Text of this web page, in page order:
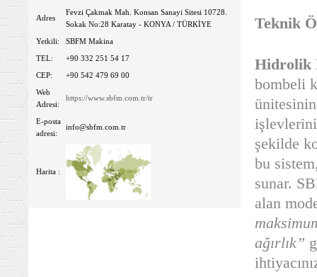
Adres
Fevzi Çakmak Mah. Konsan Sanayi Sitesi 10728.
Sokak No:28 Karatay - KONYA / TÜRKİYE
Yetkili:
SBFM Makina
TEL:
+90 332 251 54 17
CEP:
+90 542 479 69 00
Web
Adresi:
https://www.sbfm.com.tr/tr
E-posta
adresi:
info@sbfm.com.tr
Harita :
Teknik
Hidrolik
bombeli
şekilde
bu
sunar.
alan
ağırlık”